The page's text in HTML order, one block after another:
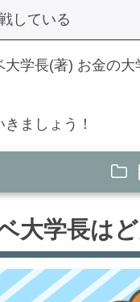
している
学長(著) お金の大
ましょう！
学長はどんな人？
著) お金の大学 の概
著) お金の大学 を読
大学長は